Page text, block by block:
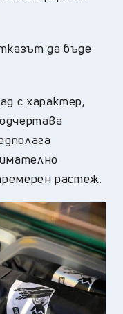
да бъде
с характер,
растеж.